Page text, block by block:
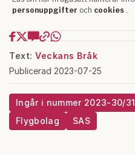
Text: Veckans Bråk
Publicerad 2023-07-25
Ingår i nummer 2023-30/31
Flygbolag
SAS